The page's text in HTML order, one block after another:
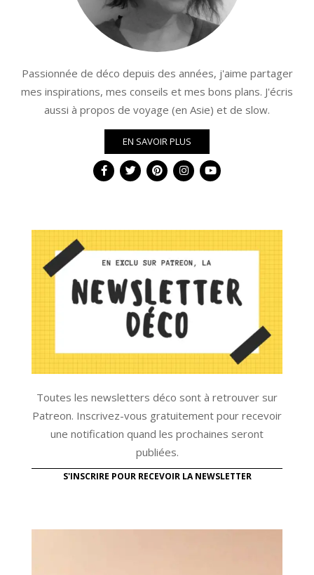
Passionnée de déco depuis des années, j'aime partager
mes inspirations, mes conseils et mes bons plans. J'écris
aussi à propos de voyage (en Asie) et de slow.
EN SAVOIR PLUS
Toutes les newsletters déco sont à retrouver sur
Patreon. Inscrivez-vous gratuitement pour recevoir
une notification quand les prochaines seront
publiées.
S'INSCRIRE POUR RECEVOIR LA NEWSLETTER